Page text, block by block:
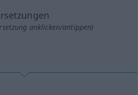
anklicken/antippen)